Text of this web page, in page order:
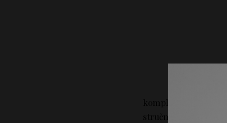
kompletan sadržaj
stručni savet. Portal